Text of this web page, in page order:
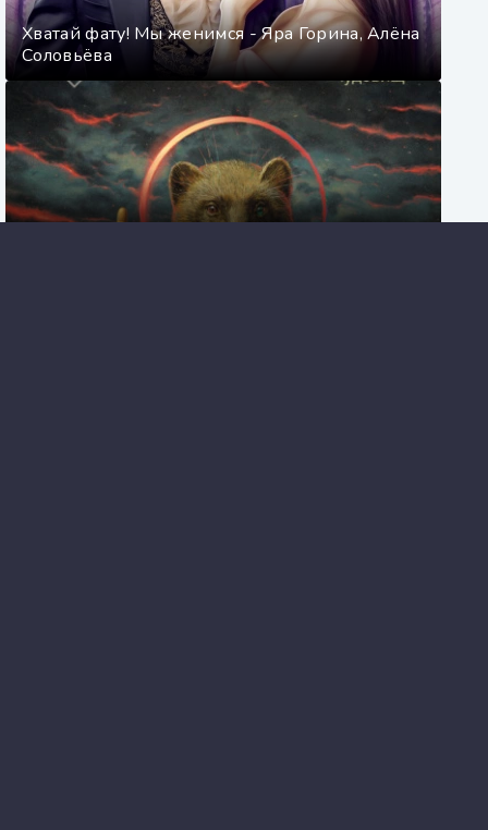
Хватай фату! Мы женимся - Яра Горина, Алёна
Соловьёва
Комитет охраны мостов - Дмитрий Захаров